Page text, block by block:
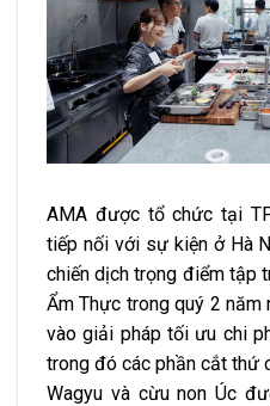
AMA được tổ chức tại
tiếp nối với sự kiện ở Hà
chiến dịch trọng điểm tập
Ẩm Thực trong quý 2 năm
vào giải pháp tối ưu chi
trong đó các phần cắt thứ
Wagyu và cừu non Úc